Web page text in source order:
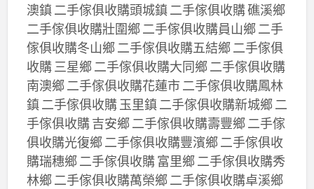
澳鎮 二手傢俱收購頭城鎮 二手傢俱收購 礁溪鄉
二手傢俱收購壯圍鄉 二手傢俱收購員山鄉 二手
傢俱收購冬山鄉 二手傢俱收購五結鄉 二手傢俱
收購 三星鄉 二手傢俱收購大同鄉 二手傢俱收購
南澳鄉 二手傢俱收購花蓮市 二手傢俱收購鳳林
鎮 二手傢俱收購 玉里鎮 二手傢俱收購新城鄉 二
手傢俱收購 吉安鄉 二手傢俱收購壽豐鄉 二手傢
俱收購光復鄉 二手傢俱收購豐濱鄉 二手傢俱收
購瑞穗鄉 二手傢俱收購 富里鄉 二手傢俱收購秀
林鄉 二手傢俱收購萬榮鄉 二手傢俱收購卓溪鄉